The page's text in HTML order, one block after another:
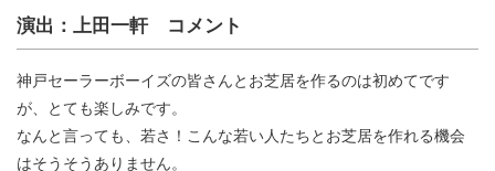
演出：上田一軒 コメント
神戸セーラーボーイズの皆さんとお芝居を作るのは初めてです
が、とても楽しみです。
なんと言っても、若さ！こんな若い人たちとお芝居を作れる機会
はそうそうありません。